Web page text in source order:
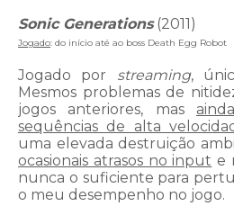
Sonic Generations(2011)
Jogado: do início até ao boss Death Egg Robot
Jogado por streaming,
Mesmos problemas de
jogos anteriores, mas
sequências de alta
uma elevada destruição
ocasionais atrasos no input e
nunca o suficiente para
o meu desempenho no jogo.